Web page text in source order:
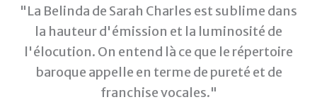
"La Belinda de Sarah Charles est sublime dans
la hauteur d'émission et la luminosité de
l'élocution. On entend là ce que le répertoire
baroque appelle en terme de pureté et de
franchise vocales."